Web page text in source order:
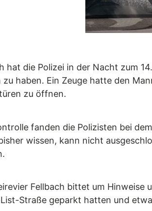
hat die Polizei in der Nacht zum
zu haben. Ein Zeuge hatte den
zu öffnen.
fanden die Polizisten bei
wissen, kann nicht
Fellbach bittet um Hinweise
Straße geparkt hatten und